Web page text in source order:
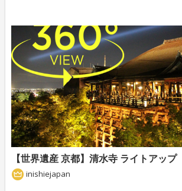
【世界遺産 京都】清水寺 ライトアップ
inishiejapan